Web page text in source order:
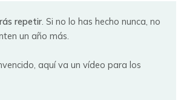
repetir. Si no lo has hecho nunca, no
un año más.
aquí va un vídeo para los